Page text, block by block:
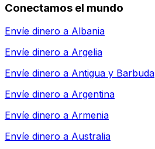
Conectamos el mundo
Envíe dinero a Albania
Envíe dinero a Argelia
Envíe dinero a Antigua y Barbuda
Envíe dinero a Argentina
Envíe dinero a Armenia
Envíe dinero a Australia